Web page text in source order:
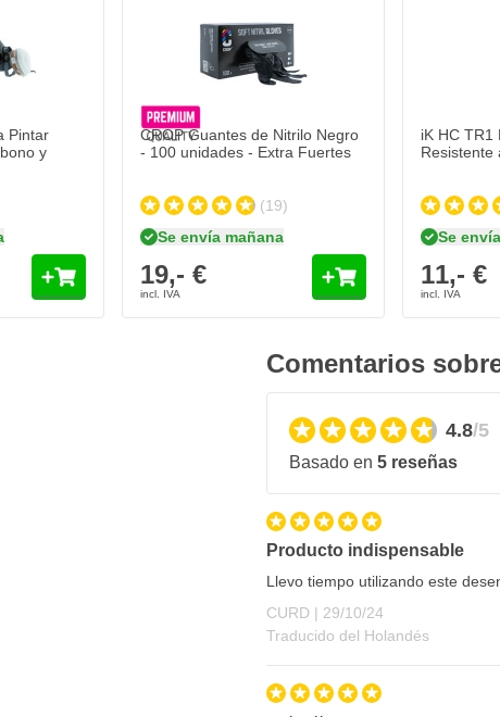
Pintar
y
Añadir al carrito
CROP Guantes de Nitrilo Negro
- 100 unidades - Extra Fuertes
(19)
Se envía mañana
19,- €
iK HC TR1
Resistente
Se
11,- €
Comentarios
4.8/5
Basado en 5 reseñas
Producto indispensable
Llevo tiempo utilizando este
CURD | 29 de octubre de 2024
29/10/24
Traducido del Holandés